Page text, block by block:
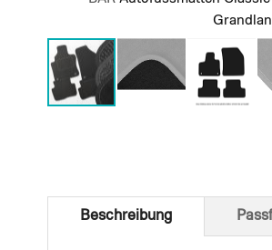
of
Beschreibung